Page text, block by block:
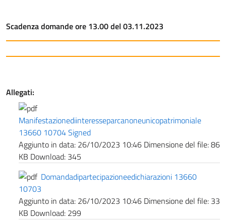
Scadenza domande ore 13.00 del 03.11.2023
Allegati:
Manifestazionediinteresseparcanoneunicopatrimoniale
13660 10704 Signed
Aggiunto in data: 26/10/2023 10:46 Dimensione del file:86
KB Download: 345
Domandadipartecipazioneedichiarazioni 13660
10703
Aggiunto in data: 26/10/2023 10:46 Dimensione del file: 33
KB Download: 299